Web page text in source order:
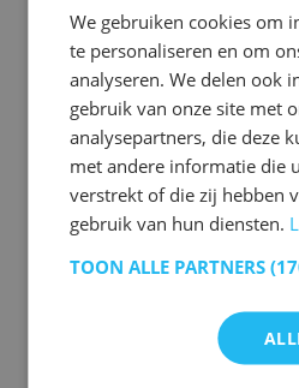
We gebruiken cookies om
te personaliseren en om
analyseren. We delen ook
gebruik van onze site met
analysepartners, die deze
met andere informatie die
verstrekt of die zij hebben
gebruik van hun diensten.
TOON ALLE PARTNERS